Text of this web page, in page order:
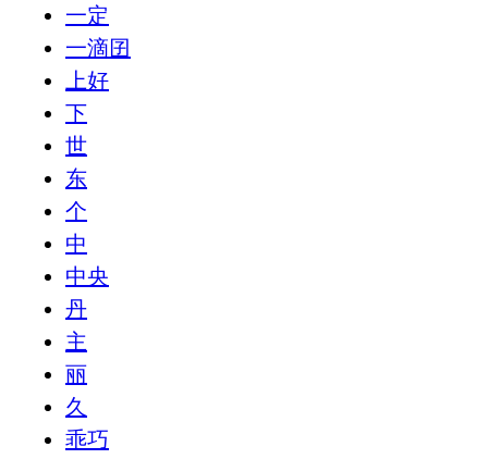
一定
一滴囝
上好
下
世
东
个
中
中央
丹
主
丽
久
乖巧